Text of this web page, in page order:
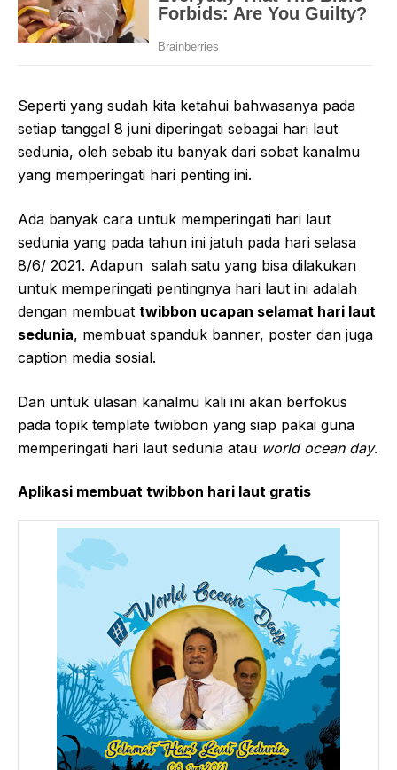
Seperti yang sudah kita ketahui bahwasanya pada
setiap tanggal 8 juni diperingati sebagai hari laut
sedunia, oleh sebab itu banyak dari sobat kanalmu
yang memperingati hari penting ini.
Ada banyak cara untuk memperingati hari laut
sedunia yang pada tahun ini jatuh pada hari selasa
8/6/ 2021. Adapun salah satu yang bisa dilakukan
untuk memperingati pentingnya hari laut ini adalah
dengan membuat twibbon ucapan selamat hari laut
sedunia, membuat spanduk banner, poster dan juga
caption media sosial.
Dan untuk ulasan kanalmu kali ini akan berfokus
pada topik template twibbon yang siap pakai guna
memperingati hari laut sedunia atau world ocean day.
Aplikasi membuat twibbon hari laut gratis